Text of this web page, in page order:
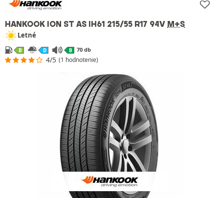
HANKOOK ION ST AS IH61 215/55 R17 94V M+S
Letné
B D B 70 db
4/5 (1 hodnotenie)